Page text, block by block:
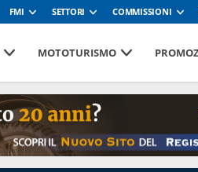
FMI SETTORI COMMISSIONI
MOTOTURISMO